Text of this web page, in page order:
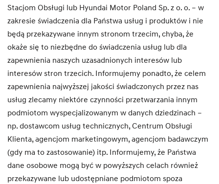
Stacjom Obsługi lub Hyundai Motor Poland Sp. z o. o. – w
zakresie świadczenia dla Państwa usług i produktów i nie
będą przekazywane innym stronom trzecim, chyba, że
okaże się to niezbędne do świadczenia usług lub dla
zapewnienia naszych uzasadnionych interesów lub
interesów stron trzecich. Informujemy ponadto, że celem
zapewnienia najwyższej jakości świadczonych przez nas
usług zlecamy niektóre czynności przetwarzania innym
podmiotom wyspecjalizowanym w danych dziedzinach –
np. dostawcom usług technicznych, Centrum Obsługi
Klienta, agencjom marketingowym, agencjom badawczym
(gdy ma to zastosowanie) itp. Informujemy, że Państwa
dane osobowe mogą być w powyższych celach również
przekazywane lub udostępniane podmiotom spoza